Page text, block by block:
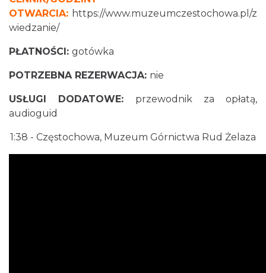
OTWARCIA: https://www.muzeumczestochowa.pl/z
wiedzanie/
PŁATNOŚCI: gotówka
POTRZEBNA REZERWACJA: nie
USŁUGI DODATOWE: przewodnik za opłatą,
audioguid
1:38 - Częstochowa, Muzeum Górnictwa Rud Żelaza